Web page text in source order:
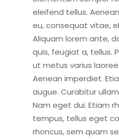
eleifend tellus.
eu, consequat vitae,
Aliquam lorem ante,
quis, feugiat a, tellus.
ut metus varius
Aenean imperdiet.
augue. Curabitur
Nam eget dui. Etiam
tempus, tellus eget
rhoncus, sem quam